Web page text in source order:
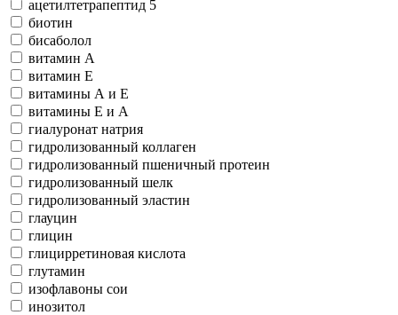
ацетилтетрапептид 5
биотин
бисаболол
витамин А
витамин Е
витамины А и Е
витамины Е и А
гиалуронат натрия
гидролизованный коллаген
гидролизованный пшеничный протеин
гидролизованный шелк
гидролизованный эластин
глауцин
глицин
глицирретиновая кислота
глутамин
изофлавоны сои
инозитол